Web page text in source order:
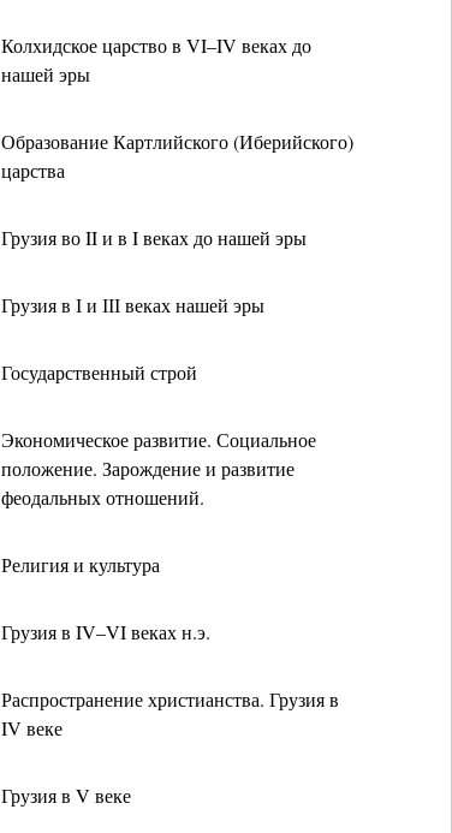
Колхидское царство в VI–IV веках до
нашей эры
Образование Картлийского (Иберийского)
царства
Грузия во II и в I веках до нашей эры
Грузия в І и ІІІ веках нашей эры
Государственный строй
Экономическое развитие. Социальное
положение. Зарождение и развитие
феодальных отношений.
Религия и культура
Грузия в IV–VI веках н.э.
Распространение христианства. Грузия в
IV веке
Грузия в V веке